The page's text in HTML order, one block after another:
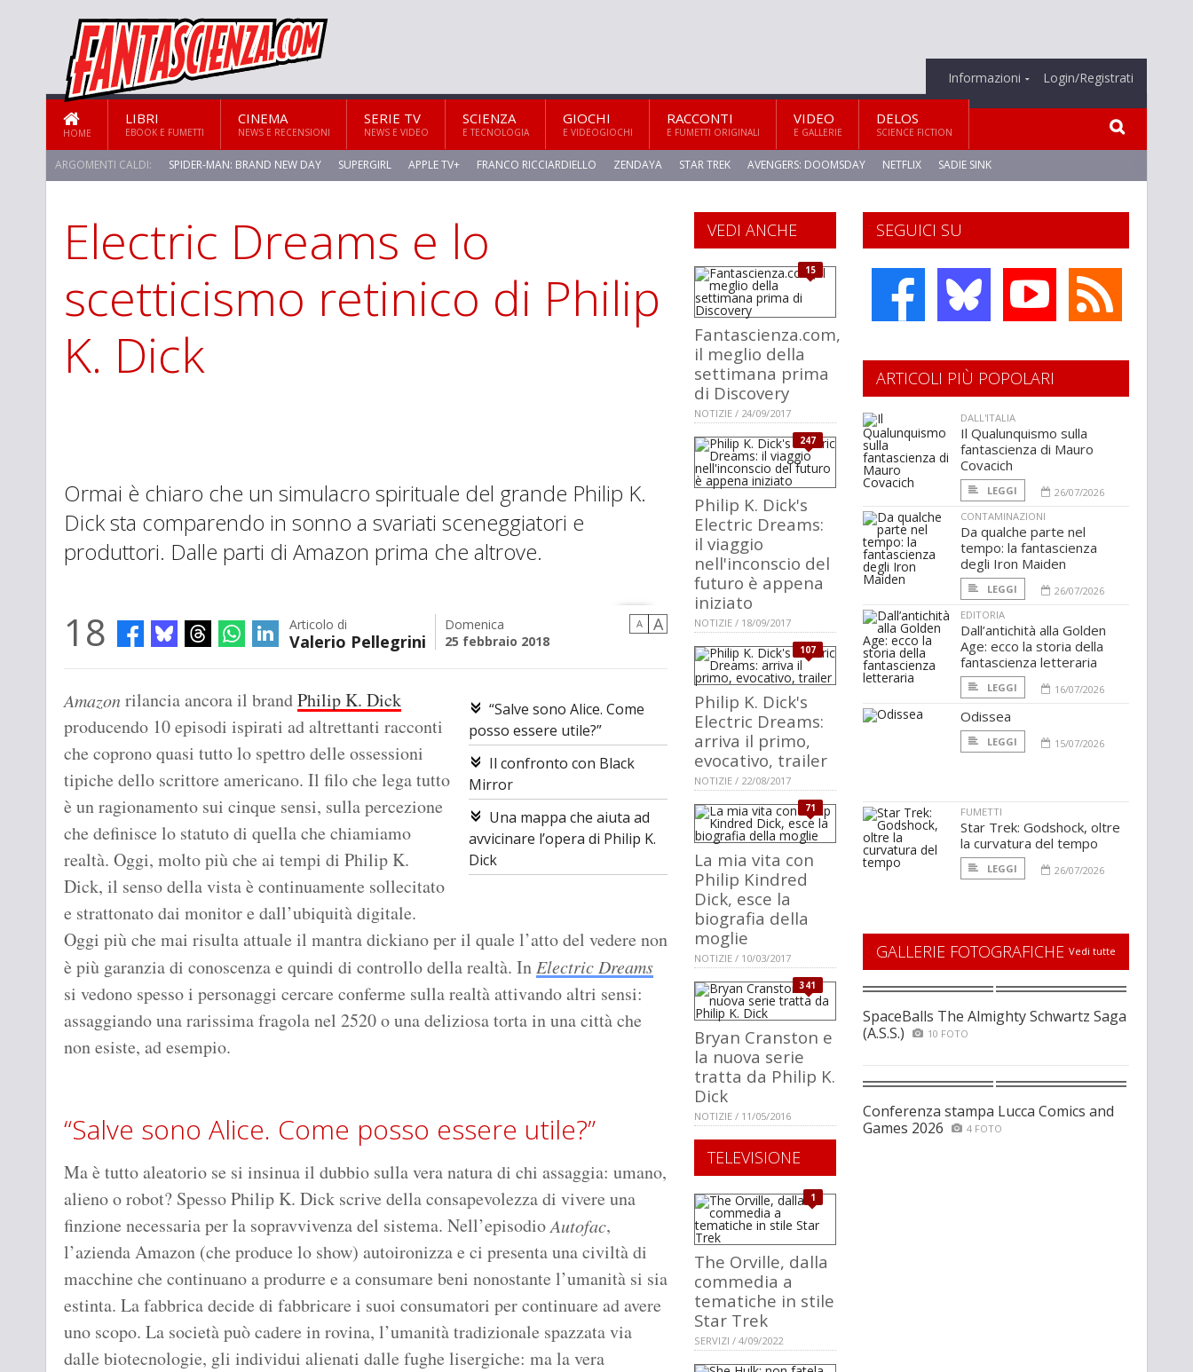
Informazioni Login/Registrati
HOME
LIBRI
EBOOK E FUMETTI
CINEMA
NEWS E RECENSIONI
SERIE TV
NEWS E VIDEO
SCIENZA
E TECNOLOGIA
GIOCHI
E VIDEOGIOCHI
RACCONTI
E FUMETTI ORIGINALI
VIDEO
E GALLERIE
DELOS
SCIENCE FICTION
ARGOMENTI CALDI: SPIDER-MAN: BRAND NEW DAY SUPERGIRL APPLE TV+ FRANCO RICCIARDIELLO ZENDAYA STAR TREK AVENGERS: DOOMSDAY NETFLIX SADIE SINK
STAR TREK: STRANGE NEW WORLDS
Electric Dreams e lo
scetticismo retinico di Philip
K. Dick
Ormai è chiaro che un simulacro spirituale del grande Philip K.
Dick sta comparendo in sonno a svariati sceneggiatori e
produttori. Dalle parti di Amazon prima che altrove.
18 Articolo di
Valerio Pellegrini
Domenica
25 febbraio 2018
A A
“Salve sono Alice. Come
posso essere utile?”
Il confronto con Black
Mirror
Una mappa che aiuta ad
avvicinare l’opera di Philip K.
Dick
Amazonrilancia ancora il brandPhilip K. Dick
producendo 10 episodi ispirati ad altrettanti racconti
che coprono quasi tutto lo spettro delle ossessioni
tipiche dello scrittore americano. Il filo che lega tutto
è un ragionamento sui cinque sensi, sulla percezione
che definisce lo statuto di quella che chiamiamo
realtà. Oggi, molto più che ai tempi di Philip K.
Dick, il senso della vista è continuamente sollecitato
e strattonato dai monitor e dall’ubiquità digitale.
Oggi più che mai risulta attuale il mantra dickiano per il quale l’atto del vedere non
è più garanzia di conoscenza e quindi di controllo della realtà. InElectric Dreams
si vedono spesso i personaggi cercare conferme sulla realtà attivando altri sensi:
assaggiando una rarissima fragola nel 2520 o una deliziosa torta in una città che
non esiste, ad esempio.
“Salve sono Alice. Come posso essere utile?”
Ma è tutto aleatorio se si insinua il dubbio sulla vera natura di chi assaggia: umano,
alieno o robot? Spesso Philip K. Dick scrive della consapevolezza di vivere una
finzione necessaria per la sopravvivenza del sistema. Nell’episodioAutofac,
l’azienda Amazon (che produce lo show) autoironizza e ci presenta una civiltà di
macchine che continuano a produrre e a consumare beni nonostante l’umanità si sia
estinta. La fabbrica decide di fabbricare i suoi consumatori per continuare ad avere
uno scopo. La società può cadere in rovina, l’umanità tradizionale spazzata via
dalle biotecnologie, gli individui alienati dalle fughe lisergiche: ma la vera
SEGUICI SU
VEDI ANCHE
15
Fantascienza.com,
il meglio della
settimana prima
di Discovery
NOTIZIE / 24/09/2017
247
Philip K. Dick's
Electric Dreams:
il viaggio
nell'inconscio del
futuro è appena
iniziato
NOTIZIE / 18/09/2017
107
Philip K. Dick's
Electric Dreams:
arriva il primo,
evocativo, trailer
NOTIZIE / 22/08/2017
71
La mia vita con
Philip Kindred
Dick, esce la
biografia della
moglie
NOTIZIE / 10/03/2017
341
Bryan Cranston e
la nuova serie
tratta da Philip K.
Dick
NOTIZIE / 11/05/2016
TELEVISIONE
1
The Orville, dalla
commedia a
tematiche in stile
Star Trek
SERVIZI / 4/09/2022
ARTICOLI PIÙ POPOLARI
DALL'ITALIA
Il Qualunquismo sulla
fantascienza di Mauro
Covacich
LEGGI
26/07/2026
CONTAMINAZIONI
Da qualche parte nel
tempo: la fantascienza
degli Iron Maiden
LEGGI
26/07/2026
EDITORIA
Dall’antichità alla Golden
Age: ecco la storia della
fantascienza letteraria
LEGGI 16/07/2026
Odissea
LEGGI 15/07/2026
FUMETTI
Star Trek: Godshock, oltre
la curvatura del tempo
LEGGI 26/07/2026
GALLERIE FOTOGRAFICHE Vedi tutte
SpaceBalls The Almighty Schwartz Saga
(A.S.S.)
10 FOTO
Conferenza stampa Lucca Comics and
Games 2026
4 FOTO